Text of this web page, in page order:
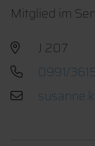
Mitglied im
J 207
0991/